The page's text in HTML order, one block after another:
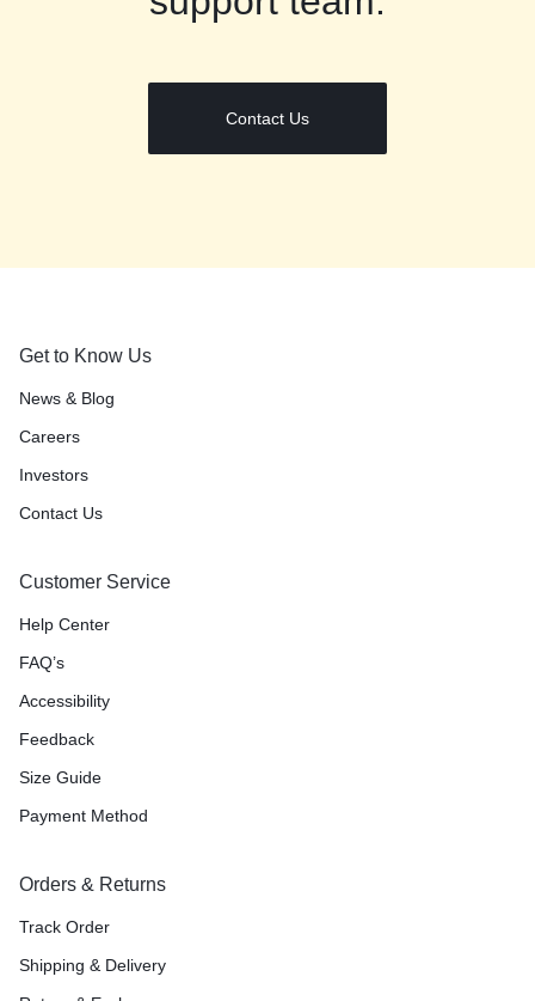
Contact Us
Get to Know Us
News & Blog
Careers
Investors
Contact Us
Customer Service
Help Center
FAQ’s
Accessibility
Feedback
Size Guide
Payment Method
Orders & Returns
Track Order
Shipping & Delivery